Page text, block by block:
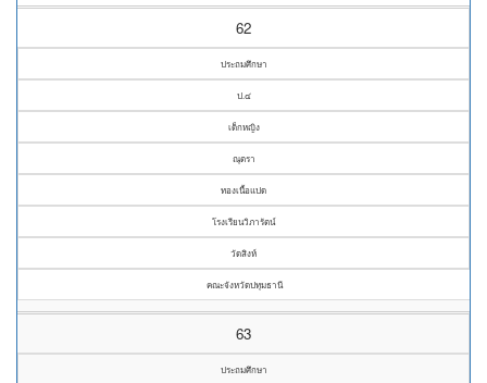
62
ประถมศึกษา
ป.๔
เด็กหญิง
ณุตรา
ทองเนื้อแปด
โรงเรียนวิภารัตน์
วัดสิงห์
คณะจังหวัดปทุมธานี
63
ประถมศึกษา